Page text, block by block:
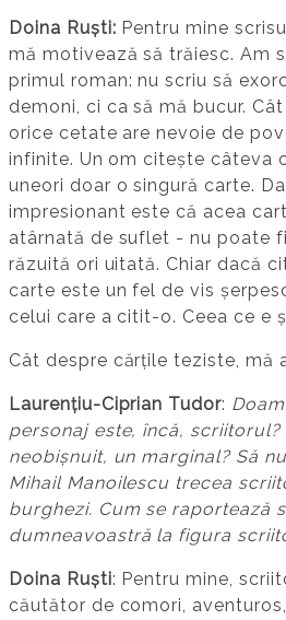
Doina Ruști: Pentru mine
mă motivează să trăiesc. Am
primul roman: nu scriu să
demoni, ci ca să mă bucur.
orice cetate are nevoie de
infinite. Un om citește câteva
uneori doar o singură carte.
impresionant este că acea
atârnată de suflet - nu poate
răzuită ori uitată. Chiar dacă
carte este un fel de vis
celui care a citit-o. Ceea ce e
Cât despre cărțile teziste, mă
Laurențiu-Ciprian Tudor:
personaj este, încă,
neobișnuit, un marginal? Să
Mihail Manoilescu trecea
burghezi. Cum se raportează
dumneavoastră la figura
Doina Ruști: Pentru mine,
căutător de comori,